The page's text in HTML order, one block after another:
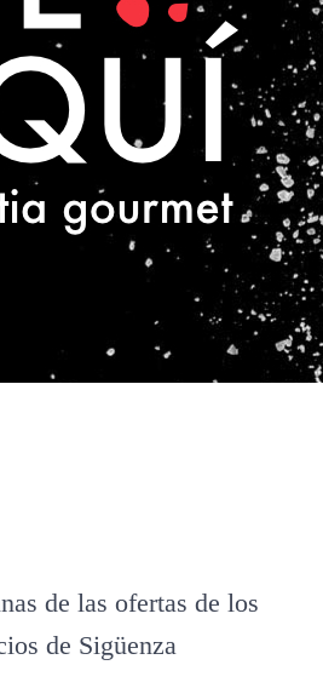
de las ofertas de los
de Sigüenza